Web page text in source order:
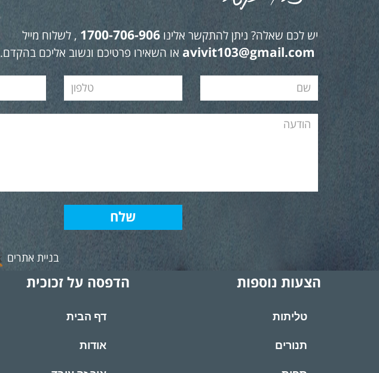
יש לכם שאלה? ניתן להתקשר אלינו 1700-706-906 , לשלוח מייל
avivit103@gmail.com או השאירו פרטיכם ונשוב אליכם בהקדם.
בניית אתרים
הצעות נוספות
טליתות
תנורים
הדפסה על זכוכית
דף הבית
אודות